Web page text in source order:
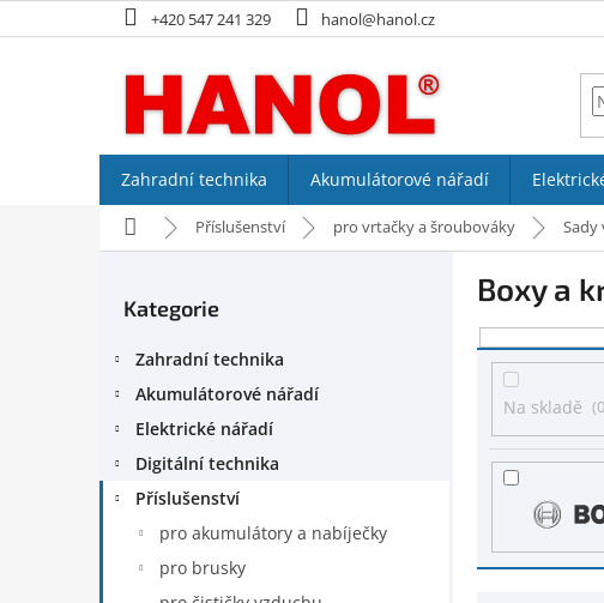
na
+420 547 241 329 hanol@hanol.cz
Zahradní technika Akumulátorové nářadí
Domů Příslušenství pro vrtačky a šroubováky Sady
í
Přeskočit
Kategorie
Zahradní technika
Akumulátorové nářadí
Elektrické nářadí
Digitální technika
Příslušenství
pro akumulátory a nabíječky
pro brusky
Boxy a
Na skladě 0
V
u